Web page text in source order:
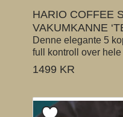
HARIO COFFEE
VAKUMKANNE
Denne elegante 5
full kontroll over hele
1499 KR